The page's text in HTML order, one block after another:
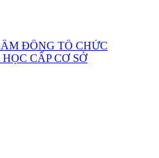
ĐỒNG TỔ CHỨC
CẤP CƠ SỞ